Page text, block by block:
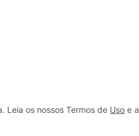
Leia os nossos Termos de Uso e a